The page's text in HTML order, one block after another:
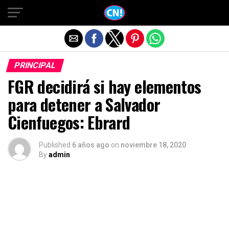
PRINCIPAL
FGR decidirá si hay elementos
para detener a Salvador
Cienfuegos: Ebrard
Published 6 años ago on noviembre 18, 2020
Byadmin
Salir de la versión móvil